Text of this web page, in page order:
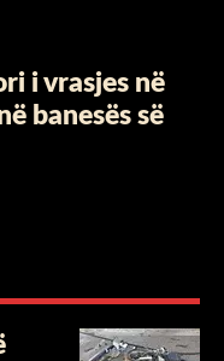
i vrasjes në
banesës së